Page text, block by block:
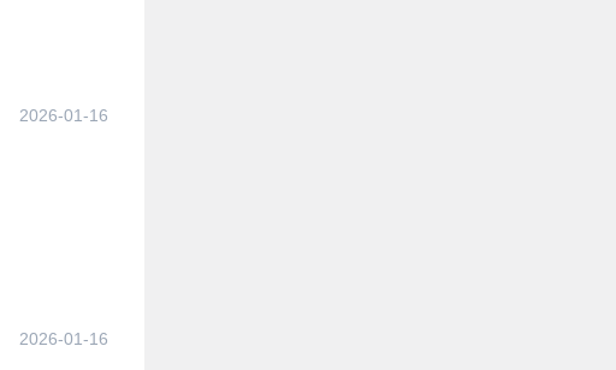
2026-01-16
2026-01-16